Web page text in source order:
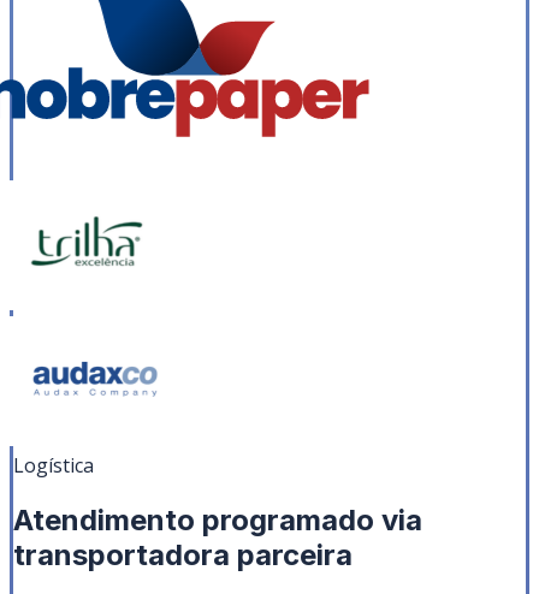
Logística
Atendimento programado via
transportadora parceira